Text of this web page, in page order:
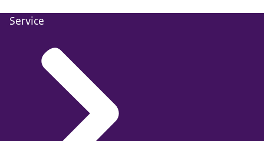
Service